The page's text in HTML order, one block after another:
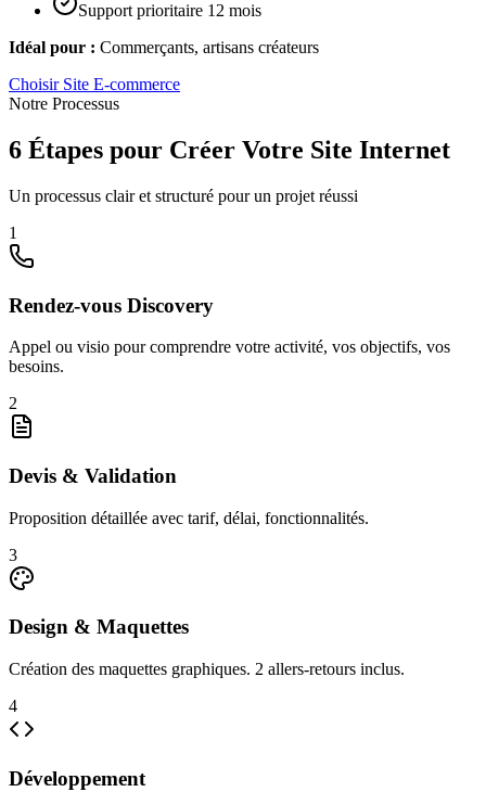
Support prioritaire 12 mois
Idéal pour : Commerçants, artisans créateurs
Choisir Site E-commerce
Notre Processus
6 Étapes pour Créer Votre Site Internet
Un processus clair et structuré pour un projet réussi
1
Rendez-vous Discovery
Appel ou visio pour comprendre votre activité, vos objectifs, vos
besoins.
2
Devis & Validation
Proposition détaillée avec tarif, délai, fonctionnalités.
3
Design & Maquettes
Création des maquettes graphiques. 2 allers-retours inclus.
4
Développement